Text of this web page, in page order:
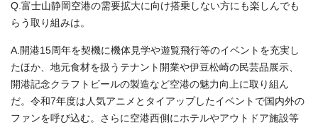
Q.富士山静岡空港の需要拡大に向け搭乗しない方にも楽しんでも
らう取り組みは。
A.開港15周年を契機に機体見学や遊覧飛行等のイベントを充実し
たほか、地元食材を扱うテナント開業や伊豆松崎の民芸品展示、
開港記念クラフトビールの製造など空港の魅力向上に取り組ん
だ。令和7年度は人気アニメとタイアップしたイベントで国内外の
ファンを呼び込む。さらに空港西側にホテルやアウトドア施設等